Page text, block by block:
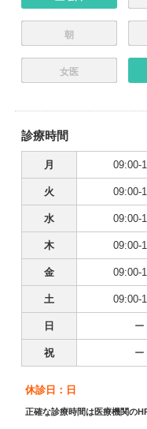
朝
女医
診療時間
月 09:00-
火 09:00-
水 09:00-
木 09:00-
金 09:00-
土 09:00-
日 ー
祝 ー
休診日：日
正確な診療時間は医療機関の